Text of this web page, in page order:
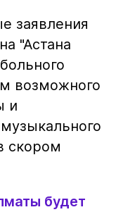
заявления
"Астана
возможного
и
скором
будет